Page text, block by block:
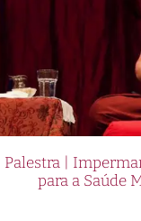
Palestra |
para a Saúde